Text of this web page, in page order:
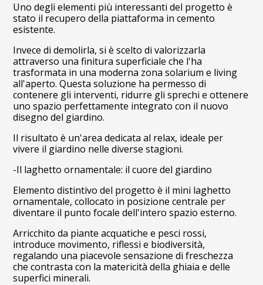
HOME
CHI SIAMO
PROGETTI
CURA DEL VERDE
STUDIOFFICINA
CONTATTO
Uno degli elementi più interessanti del progetto è
stato il recupero della piattaforma in cemento
esistente.
Invece di demolirla, si è scelto di valorizzarla
attraverso una finitura superficiale che l'ha
trasformata in una moderna zona solarium e living
all'aperto. Questa soluzione ha permesso di
contenere gli interventi, ridurre gli sprechi e ottenere
uno spazio perfettamente integrato con il nuovo
disegno del giardino.
Il risultato è un'area dedicata al relax, ideale per
vivere il giardino nelle diverse stagioni.
-Il laghetto ornamentale: il cuore del giardino
Elemento distintivo del progetto è il mini laghetto
ornamentale, collocato in posizione centrale per
diventare il punto focale dell'intero spazio esterno.
Arricchito da piante acquatiche e pesci rossi,
introduce movimento, riflessi e biodiversità,
regalando una piacevole sensazione di freschezza
che contrasta con la matericità della ghiaia e delle
superfici minerali.